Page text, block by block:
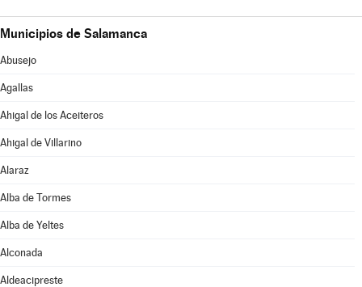
Municipios de Salamanca
Abusejo
Agallas
Ahigal de los Aceiteros
Ahigal de Villarino
Alaraz
Alba de Tormes
Alba de Yeltes
Alconada
Aldeacipreste